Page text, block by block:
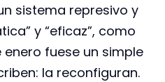
sistema represivo y
y “eficaz”, como
fuese un simple
la reconfiguran.